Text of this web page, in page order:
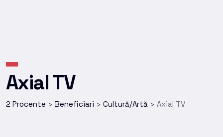
Axial TV
2 Procente > Beneficiari > Cultură/Artă > Axial TV